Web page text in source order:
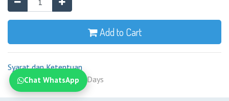
Add to Cart
Syarat dan Ketentuan
Shipping: 2-7 Business Days
Chat WhatsApp